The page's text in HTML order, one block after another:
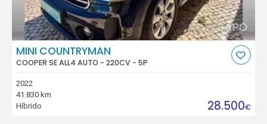
MINI COUNTRYMAN
COOPER SE ALL4 AUTO - 220CV - 5P
2022
41.830 km
Híbrido
28.500€